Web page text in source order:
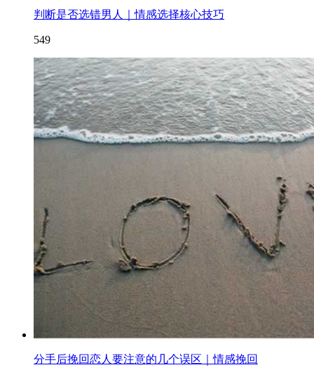
判断是否选错男人｜情感选择核心技巧
549
分手后挽回恋人要注意的几个误区｜情感挽回